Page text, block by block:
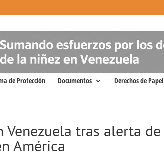
de Protección Documentos Derechos de Papel
tras alerta de
América